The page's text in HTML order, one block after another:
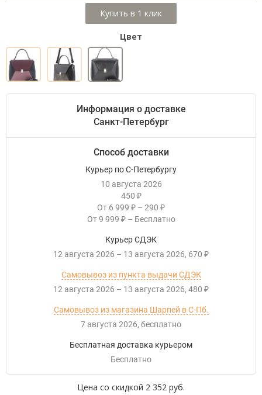
Цвет
Информация о доставке
Санкт-Петербург
Способ доставки
Курьер по С-Петербургу
10 августа 2026
450 ₽
От 6 999 ₽ – 290 ₽
От 9 999 ₽ – Бесплатно
Курьер СДЭК
12 августа 2026 – 13 августа 2026 670 ₽
Самовывоз из пункта выдачи СДЭК
12 августа 2026 – 13 августа 2026 480 ₽
Самовывоз из магазина Шарпей в С-Пб.
7 августа 2026
Бесплатно
Бесплатная доставка курьером
Бесплатно
Цена со скидкой 2 352 руб.